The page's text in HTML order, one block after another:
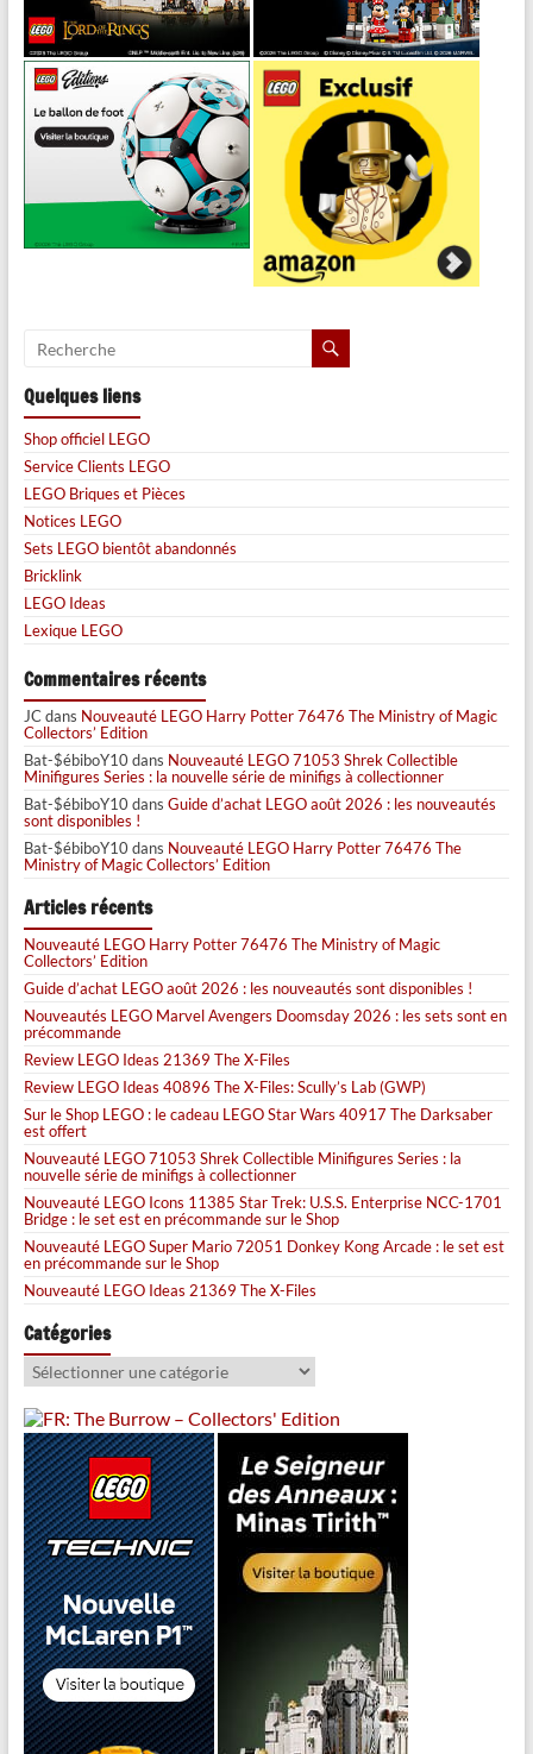
Quelques liens
Shop officiel LEGO
Service Clients LEGO
LEGO Briques et Pièces
Notices LEGO
Sets LEGO bientôt abandonnés
Bricklink
LEGO Ideas
Lexique LEGO
Commentaires récents
JCdans Nouveauté LEGO Harry Potter 76476 The Ministry of Magic
Collectors’ Edition
Bat-$ébiboY10dans Nouveauté LEGO 71053 Shrek Collectible
Minifigures Series : la nouvelle série de minifigs à collectionner
Bat-$ébiboY10dans Guide d’achat LEGO août 2026 : les nouveautés
sont disponibles !
Bat-$ébiboY10dans Nouveauté LEGO Harry Potter 76476 The
Ministry of Magic Collectors’ Edition
Articles récents
Nouveauté LEGO Harry Potter 76476 The Ministry of Magic
Collectors’ Edition
Guide d’achat LEGO août 2026 : les nouveautés sont disponibles !
Nouveautés LEGO Marvel Avengers Doomsday 2026 : les sets sont en
précommande
Review LEGO Ideas 21369 The X-Files
Review LEGO Ideas 40896 The X-Files: Scully’s Lab (GWP)
Sur le Shop LEGO : le cadeau LEGO Star Wars 40917 The Darksaber
est offert
Nouveauté LEGO 71053 Shrek Collectible Minifigures Series : la
nouvelle série de minifigs à collectionner
Nouveauté LEGO Icons 11385 Star Trek: U.S.S. Enterprise NCC-1701
Bridge : le set est en précommande sur le Shop
Nouveauté LEGO Super Mario 72051 Donkey Kong Arcade : le set est
en précommande sur le Shop
Nouveauté LEGO Ideas 21369 The X-Files
Catégories
Catégories